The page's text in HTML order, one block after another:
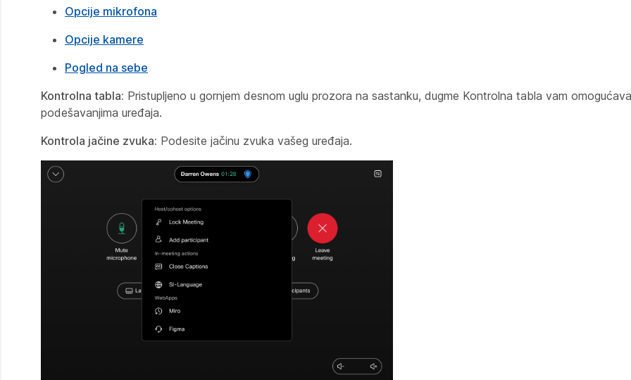
Opcije mikrofona
Opcije kamere
Pogled na sebe
Kontrolna tabla: Pristupljeno u gornjem desnom uglu prozora na sastanku, dugme Kontrolna tabla vam
podešavanjima uređaja.
Kontrola jačine zvuka: Podesite jačinu zvuka vašeg uređaja.